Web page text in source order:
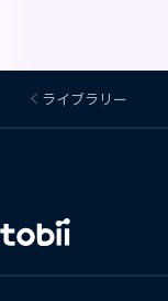
ライブラリー
言
語
の